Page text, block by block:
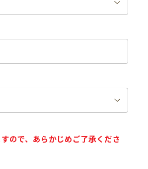
ので、あらかじめご了承くださ